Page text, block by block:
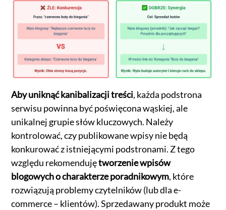
Aby uniknąć kanibalizacji treści, każda podstrona
serwisu powinna być poświęcona wąskiej, ale
unikalnej grupie słów kluczowych. Należy
kontrolować, czy publikowane wpisy nie będą
konkurować z istniejącymi podstronami. Z tego
względu rekomendujętworzenie wpisów
blogowych o charakterze poradnikowym, które
rozwiązują problemy czytelników (lub dla e-
commerce – klientów). Sprzedawany produkt może